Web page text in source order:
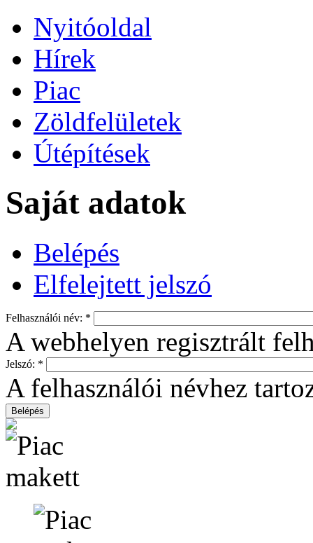
Nyitóoldal
Hírek
Piac
Zöldfelületek
Útépítések
Saját adatok
Belépés
Elfelejtett jelszó
Felhasználói név: *
A webhelyen regisztrált
Jelszó: *
A felhasználói névhez